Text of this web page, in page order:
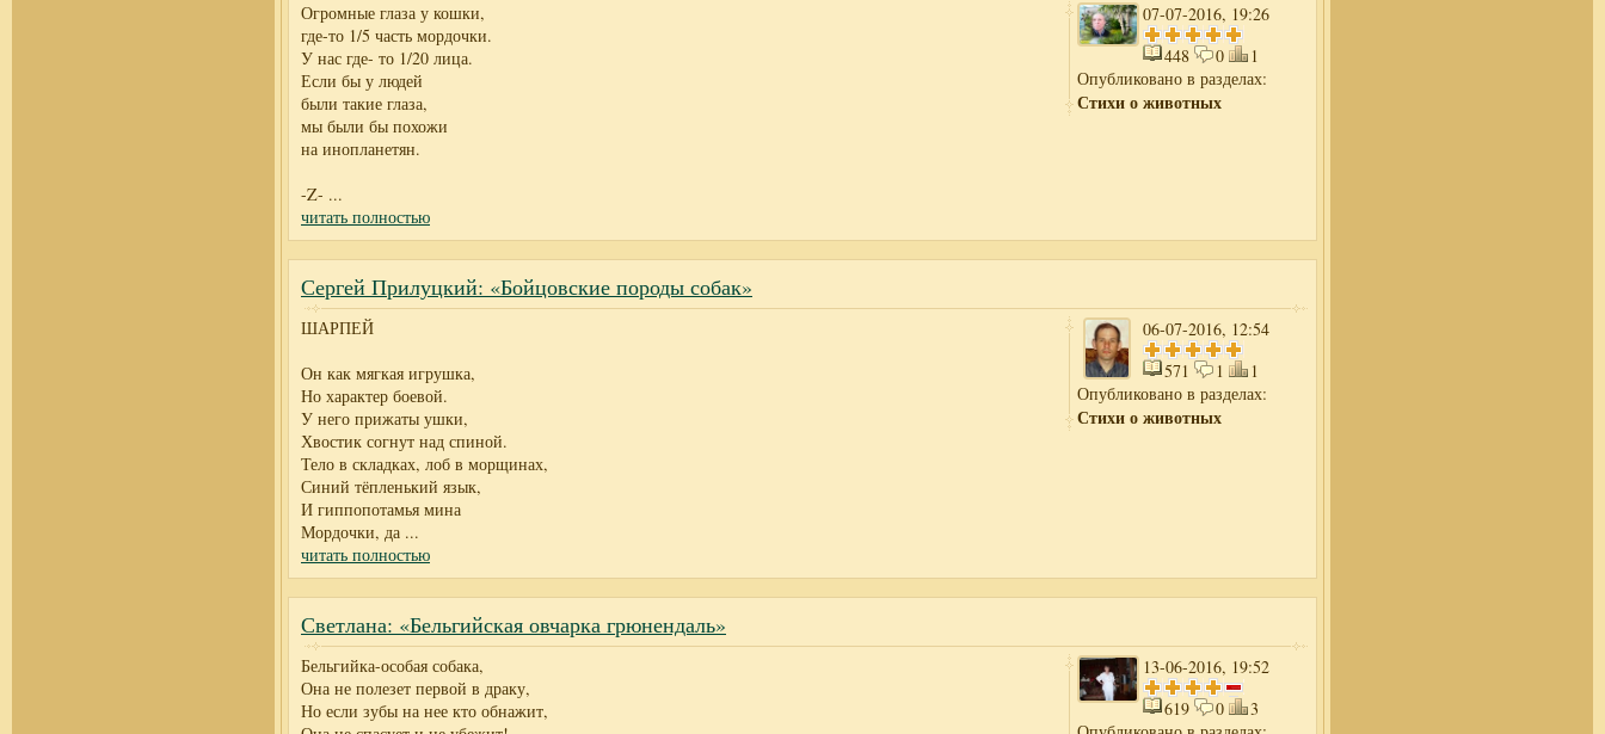
07-07-2016, 19:26
448
0
1
Опубликовано в разделах:
Стихи о животных
Огромные глаза у кошки,
где-то 1/5 часть мордочки.
У нас где- то 1/20 лица.
Если бы у людей
были такие глаза,
мы были бы похожи
на инопланетян.
-Z- ...
читать полностью
Сергей Прилуцкий: «Бойцовские породы собак»
06-07-2016, 12:54
571
1
1
Опубликовано в разделах:
Стихи о животных
ШАРПЕЙ
Он как мягкая игрушка,
Но характер боевой.
У него прижаты ушки,
Хвостик согнут над спиной.
Тело в складках, лоб в морщинах,
Синий тёпленький язык,
И гиппопотамья мина
Мордочки, да ...
читать полностью
Светлана: «Бельгийская овчарка грюнендаль»
13-06-2016, 19:52
619
0
3
Бельгийка-особая собака,
Она не полезет первой в драку,
Но если зубы на нее кто обнажит,